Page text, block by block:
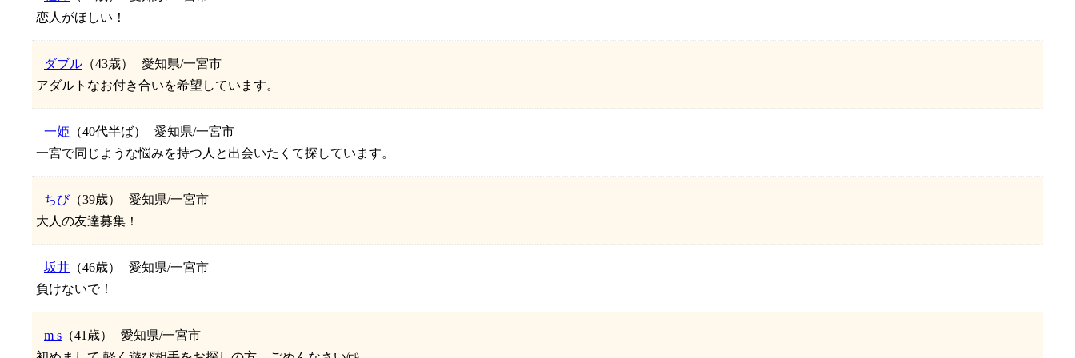
恋人がほしい！
ダブル （43歳）
愛知県/一宮市
アダルトなお付き合いを希望しています。
一姫 （40代半ば）
愛知県/一宮市
一宮で同じような悩みを持つ人と出会いたくて探しています。
ちび（39歳）
愛知県/一宮市
大人の友達募集！
坂井 （46歳）
愛知県/一宮市
負けないで！
m s （41歳）
愛知県/一宮市